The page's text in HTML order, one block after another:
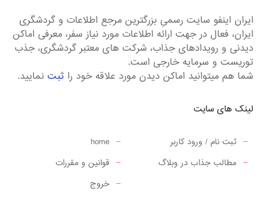
ایران اینفو سایت رسمیِ بزرگترین مرجع اطلاعات و گردشگری
ایران، فعال در جهت ارائه اطلاعات مورد نیاز سفر، معرفی اماکن
دیدنی و رویدادهای جذاب، شرکت های معتبر گردشگری، جذب
توریست و سرمایه خارجی است.
شما هم میتوانید اماکن دیدن مورد علاقه خود را ثبت نمایید.
لینک های سایت
home
ثبت نام / ورود کاربر
قوانین و مقررات
مطالب جذاب در وبلاگ
خروج